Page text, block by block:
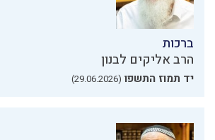
ברכות
הרב אליקים לבנון
יד תמוז התשפו (29.06.2026)